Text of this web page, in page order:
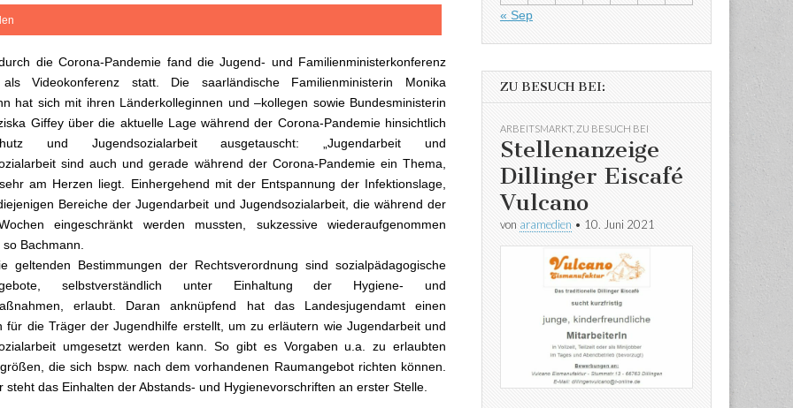
die Corona-Pandemie fand die Jugend- und Familienministerkonferenz
Videokonferenz statt. Die saarländische Familienministerin Monika
hat sich mit ihren Länderkolleginnen und –kollegen sowie Bundesministerin
Giffey über die aktuelle Lage während der Corona-Pandemie hinsichtlich
und Jugendsozialarbeit ausgetauscht: „Jugendarbeit und
sind auch und gerade während der Corona-Pandemie ein Thema,
am Herzen liegt. Einhergehend mit der Entspannung der Infektionslage,
Bereiche der Jugendarbeit und Jugendsozialarbeit, die während der
eingeschränkt werden mussten, sukzessive wiederaufgenommen
so Bachmann.
geltenden Bestimmungen der Rechtsverordnung sind sozialpädagogische
selbstverständlich unter Einhaltung der Hygiene- und
erlaubt. Daran anknüpfend hat das Landesjugendamt einen
für die Träger der Jugendhilfe erstellt, um zu erläutern wie Jugendarbeit und
umgesetzt werden kann. So gibt es Vorgaben u.a. zu erlaubten
die sich bspw. nach dem vorhandenen Raumangebot richten können.
steht das Einhalten der Abstands- und Hygienevorschriften an erster Stelle.
« Sep
ZU BESUCH BEI:
ARBEITSMARKT, ZU BESUCH BEI
Stellenanzeige
Dillinger Eiscafé
Vulcano
von aramedien • 10. Juni 2021